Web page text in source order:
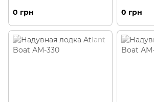
0 грн 0 грн